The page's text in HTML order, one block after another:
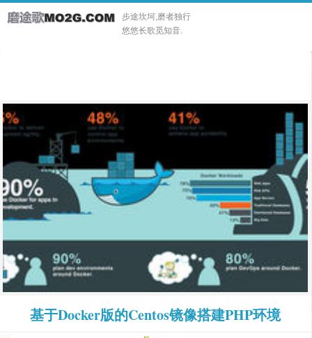
步途坎坷,磨者独行
悠悠长歌觅知音.
基于Docker版的Centos镜像搭建PHP环境